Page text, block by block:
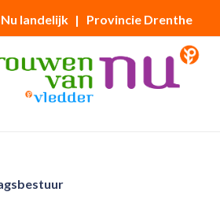
landelijk | Provincie Drenthe